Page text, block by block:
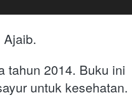
tahun 2014. Buku ini
untuk kesehatan.